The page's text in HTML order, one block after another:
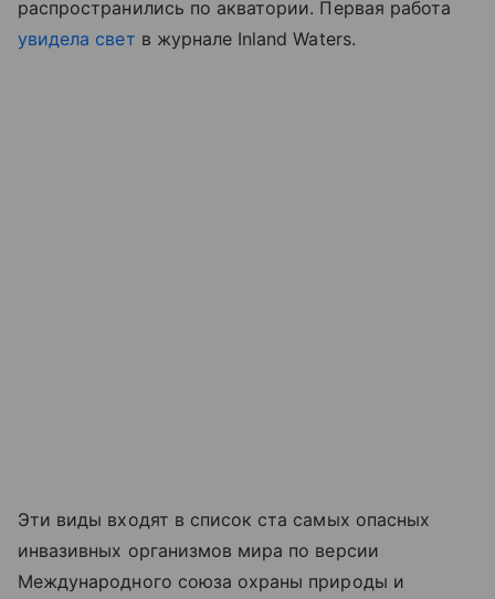
распространились по акватории. Первая работа
увидела свет в журнале Inland Waters.
Эти виды входят в список ста самых опасных
инвазивных организмов мира по версии
Международного союза охраны природы и